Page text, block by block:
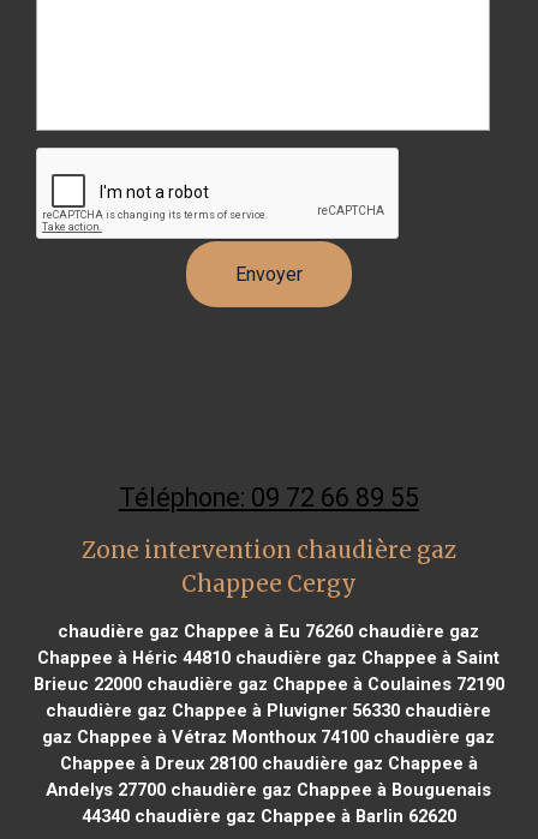
Téléphone: 09 72 66 89 55
Zone intervention chaudière gaz
Chappee Cergy
chaudière gaz Chappee à Eu 76260 chaudière gaz
Chappee à Héric 44810 chaudière gaz Chappee à Saint
Brieuc 22000chaudière gaz Chappee à Coulaines 72190
chaudière gaz Chappee à Pluvigner 56330 chaudière
gaz Chappee à Vétraz Monthoux 74100 chaudière gaz
Chappee à Dreux 28100chaudière gaz Chappee à
Andelys 27700 chaudière gaz Chappee à Bouguenais
44340chaudière gaz Chappee à Barlin 62620